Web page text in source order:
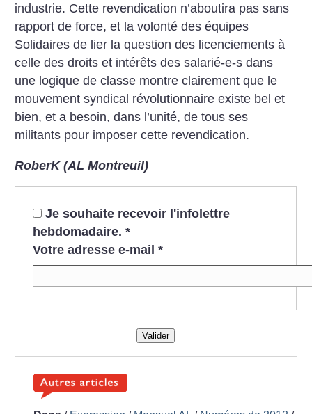
industrie. Cette revendication n’aboutira pas sans
rapport de force, et la volonté des équipes
Solidaires de lier la question des licenciements à
celle des droits et intérêts des salarié-e-s dans
une logique de classe montre clairement que le
mouvement syndical révolutionnaire existe bel et
bien, et a besoin, dans l’unité, de tous ses
militants pour imposer cette revendication.
RoberK (AL Montreuil)
Je souhaite recevoir l'infolettre
hebdomadaire. *
Votre adresse e-mail *
Valider